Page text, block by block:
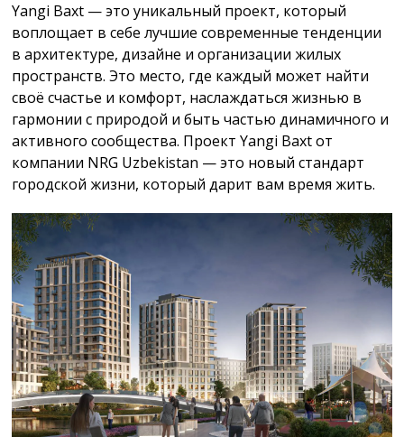
Yangi Baxt — это уникальный проект, который
воплощает в себе лучшие современные тенденции
в архитектуре, дизайне и организации жилых
пространств. Это место, где каждый может найти
своё счастье и комфорт, наслаждаться жизнью в
гармонии с природой и быть частью динамичного и
активного сообщества. Проект Yangi Baxt от
компании NRG Uzbekistan — это новый стандарт
городской жизни, который дарит вам время жить.